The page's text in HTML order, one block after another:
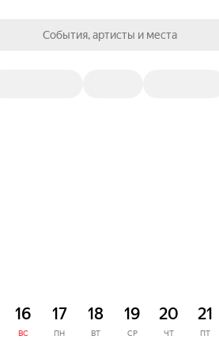
События, артисты и места
16
ВС
17
ПН
18
ВТ
19
СР
20
ЧТ
21
ПТ